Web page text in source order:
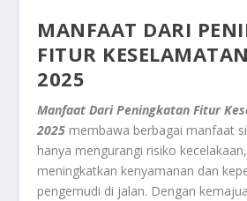
MANFAAT DARI
FITUR
2025
Manfaat Dari Peningkatan Fitur
2025 membawa berbagai manfaat
hanya mengurangi risiko
meningkatkan kenyamanan dan
pengemudi di jalan. Dengan